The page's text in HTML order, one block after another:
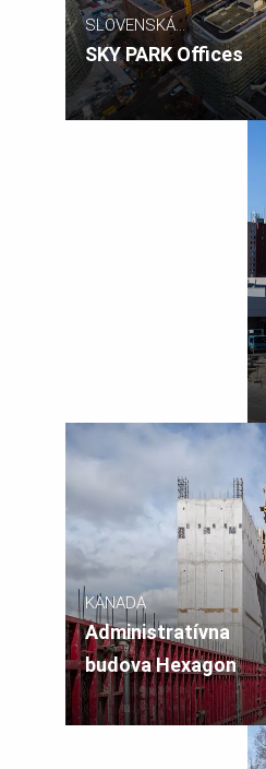
SLOVENSKÁ
REPUBLIKA
SKY PARK Offices
KANADA
Administratívna
budova Hexagon